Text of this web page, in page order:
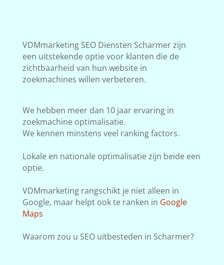
VDMmarketing SEO Diensten Scharmer zijn
een uitstekende optie voor klanten die de
zichtbaarheid van hun website in
zoekmachines willen verbeteren.
We hebben meer dan 10 jaar ervaring in
zoekmachine optimalisatie.
We kennen minstens veel ranking factors.
Lokale en nationale optimalisatie zijn beide een
optie.
VDMmarketing rangschikt je niet alleen in
Google, maar helpt ook te ranken in Google
Maps
Waarom zou u SEO uitbesteden in Scharmer?